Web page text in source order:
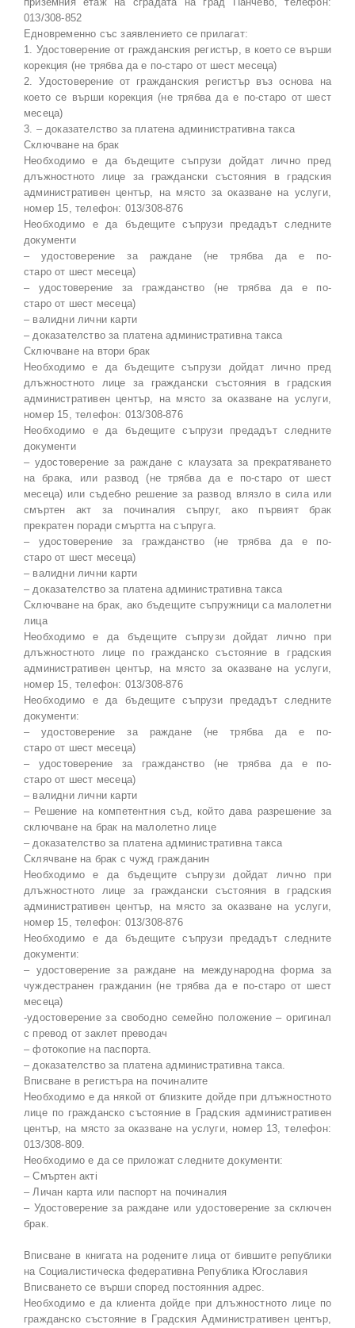
013/308-852
Едновременно със заявлението се прилагат:
1. Удостоверение от гражданския регистър, в което се върши
корекция (не трябва да е по-старо от шест месеца)
2. Удостоверение от гражданския регистър въз основа на
което се върши корекция (не трябва да е по-старо от шест
месеца)
3. – доказателство за платена административна такса
Сключване на брак
Необходимо е да бъдещите съпрузи дойдат лично пред
длъжностното лице за граждански състояния в градския
административен център, на място за оказване на услуги,
номер 15, телефон: 013/308-876
Необходимо е да бъдещите съпрузи предадът следните
документи
– удостоверение за раждане (не трябва да е по-
старо от шест месеца)
– удостоверение за гражданство (не трябва да е по-
старо от шест месеца)
– валидни лични карти
– доказателство за платена административна такса
Сключване на втори брак
Необходимо е да бъдещите съпрузи дойдат лично пред
длъжностното лице за граждански състояния в градския
административен център, на място за оказване на услуги,
номер 15, телефон: 013/308-876
Необходимо е да бъдещите съпрузи предадът следните
документи
– удостоверение за раждане с клаузата за прекратяването
на брака, или развод (не трябва да е по-старо от шест
месеца) или съдебно решение за развод влязло в сила или
смъртен акт за починалия съпруг, ако първият брак
прекратен поради смъртта на съпруга.
– удостоверение за гражданство (не трябва да е по-
старо от шест месеца)
– валидни лични карти
– доказателство за платена административна такса
Сключване на брак, ако бъдещите съпружници са малолетни
лица
Необходимо е да бъдещите съпрузи дойдат лично при
длъжностното лице по гражданско състояние в градския
административен център, на място за оказване на услуги,
номер 15, телефон: 013/308-876
Необходимо е да бъдещите съпрузи предадът следните
документи:
– удостоверение за раждане (не трябва да е по-
старо от шест месеца)
– удостоверение за гражданство (не трябва да е по-
старо от шест месеца)
– валидни лични карти
– Решение на компетентния съд, който дава разрешение за
сключване на брак на малолетно лице
– доказателство за платена административна такса
Склячване на брак с чужд гражданин
Необходимо е да бъдещите съпрузи дойдат лично при
длъжностното лице за граждански състояния в градския
административен център, на място за оказване на услуги,
номер 15, телефон: 013/308-876
Необходимо е да бъдещите съпрузи предадът следните
документи:
– удостоверение за раждане на международна форма за
чуждестранен гражданин (не трябва да е по-старо от шест
месеца)
-удостоверение за свободно семейно положение – оригинал
с превод от заклет преводач
– фотокопие на паспорта.
– доказателство за платена административна такса.
Вписване в регистъра на починалите
Необходимо е да някой от близките дойде при длъжностното
лице по гражданско състояние в Градския административен
център, на място за оказване на услуги, номер 13, телефон:
013/308-809.
Необходимо е да се приложат следните документи:
– Смъртен актi
– Личан карта или паспорт на починалия
– Удостоверение за раждане или удостоверение за сключен
брак.
Вписване в книгата на родените лица от бившите републики
на Социалистическа федеративна Република Югославия
Вписването се върши според постоянния адрес.
Необходимо е да клиента дойде при длъжностното лице по
гражданско състояние в Градския Административен център,